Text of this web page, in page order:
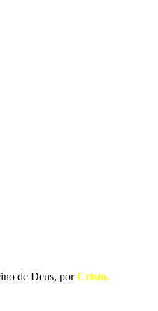
de Deus, porCristo.